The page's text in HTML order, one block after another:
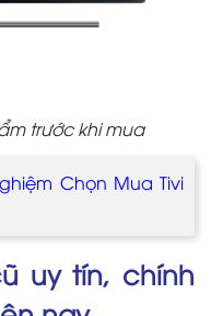
trước khi mua
Chọn Mua Tivi
uy tín, chính